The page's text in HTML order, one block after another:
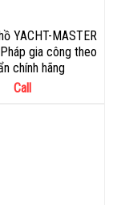
YACHT-MASTER
gia công theo
chính hãng
Call